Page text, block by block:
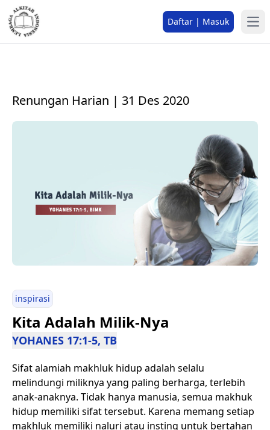
Daftar | Masuk
Renungan Harian | 31 Des 2020
inspirasi
Kita Adalah Milik-Nya
YOHANES 17:1-5, TB
Sifat alamiah makhluk hidup adalah selalu
melindungi miliknya yang paling berharga, terlebih
anak-anaknya. Tidak hanya manusia, semua makhuk
hidup memiliki sifat tersebut. Karena memang setiap
makhluk memiliki naluri atau insting untuk bertahan